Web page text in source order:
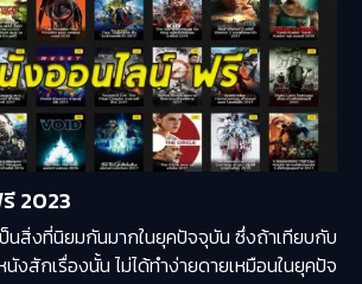
2023
นสิ่งที่นิยมกันมากในยุคปัจจุบัน ซึ่งถ้าเทียบกับ
งสักเรื่องนั้น ไม่ได้ทำง่ายดายเหมือนในยุคปัจ